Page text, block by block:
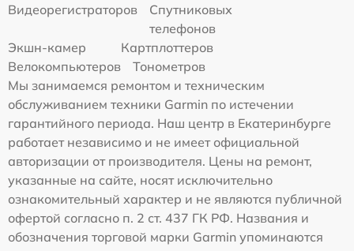
Видеорегистраторов
Спутниковых
телефонов
Экшн-камер
Картплоттеров
Велокомпьютеров
Тонометров
Мы занимаемся ремонтом и техническим
обслуживанием техники Garmin по истечении
гарантийного периода. Наш центр в Екатеринбурге
работает независимо и не имеет официальной
авторизации от производителя. Цены на ремонт,
указанные на сайте, носят исключительно
ознакомительный характер и не являются публичной
офертой согласно п. 2 ст. 437 ГК РФ. Названия и
обозначения торговой марки Garmin упоминаются